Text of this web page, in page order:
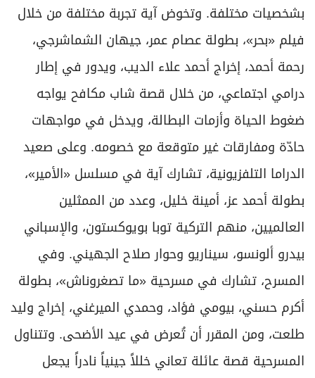
بشخصيات مختلفة. وتخوض آية تجربة مختلفة من خلال
فيلم «بحر»، بطولة عصام عمر، جيهان الشماشرجي،
رحمة أحمد، إخراج أحمد علاء الديب، ويدور في إطار
درامي اجتماعي، من خلال قصة شاب مكافح يواجه
ضغوط الحياة وأزمات البطالة، ويدخل في مواجهات
حادّة ومفارقات غير متوقعة مع خصومه. وعلى صعيد
الدراما التلفزيونية، تشارك آية في مسلسل «الأمير»،
بطولة أحمد عز، أمينة خليل، وعدد من الممثلين
العالميين، منهم التركية توبا بويوكستون، والإسباني
بيدرو ألونسو، سيناريو وحوار صلاح الجهيني. وفي
المسرح، تشارك في مسرحية «ما تصغروناش»، بطولة
أكرم حسني، بيومي فؤاد، وحمدي الميرغني، إخراج وليد
طلعت، ومن المقرر أن تُعرض في عيد الأضحى. وتتناول
المسرحية قصة عائلة تعاني خللاً جينياً نادراً يجعل